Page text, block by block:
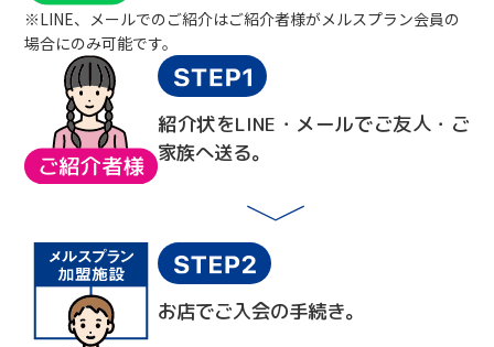
※LINE、メールでのご紹介はご紹介者様がメルスプラン会員の
場合にのみ可能です。
紹介状をLINE・メールでご友人・ご
家族へ送る。
お店でご入会の手続き。